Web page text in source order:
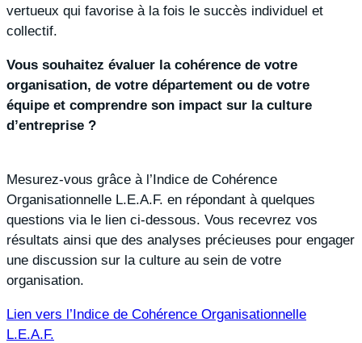
vertueux qui favorise à la fois le succès individuel et
collectif.
Vous souhaitez évaluer la cohérence de votre
organisation, de votre département ou de votre
équipe et comprendre son impact sur la culture
d’entreprise ?
Mesurez-vous grâce à l’Indice de Cohérence
Organisationnelle L.E.A.F. en répondant à quelques
questions via le lien ci-dessous. Vous recevrez vos
résultats ainsi que des analyses précieuses pour engager
une discussion sur la culture au sein de votre
organisation.
Lien vers l’Indice de Cohérence Organisationnelle
L.E.A.F.